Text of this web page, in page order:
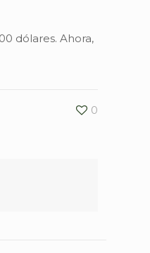
dólares. Ahora,
0